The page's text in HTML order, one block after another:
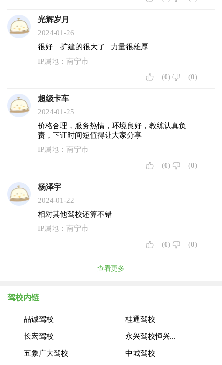
光辉岁月
2024-01-26
很好 扩建的很大了 力量很雄厚
IP属地：南宁市
(0) (0)
超级卡车
2024-01-25
价格合理，服务热情，环境良好，教练认真负
责，下证时间短值得让大家分享
IP属地：南宁市
(0) (0)
杨泽宇
2024-01-22
相对其他驾校还算不错
IP属地：南宁市
(0) (0)
查看更多
驾校内链
品诚驾校 桂通驾校
长宏驾校 永兴驾校恒兴...
五象广大驾校 中城驾校